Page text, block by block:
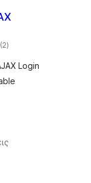
(2αξιολογήσεις
σύνολο
)
Login